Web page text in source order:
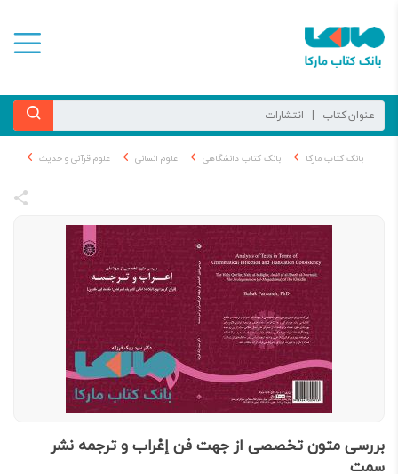
بانک کتاب مارکا بانک کتاب دانشگاهی علوم انسانی علوم قرآنی و حدیث
بررسی متون تخصصی از جهت فن إعْراب و ترجمه نشر
سمت